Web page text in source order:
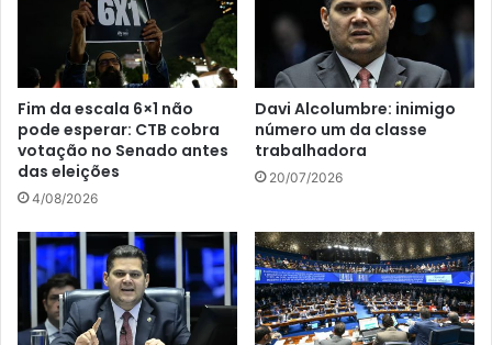
Fim da escala 6×1 não
pode esperar: CTB cobra
votação no Senado antes
das eleições
4/08/2026
Davi Alcolumbre: inimigo
número um da classe
trabalhadora
20/07/2026